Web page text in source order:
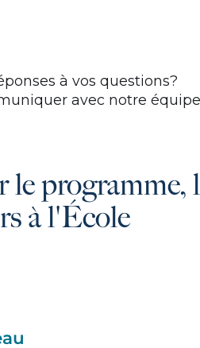
à vos questions?
avec notre
le programme,
à l'École